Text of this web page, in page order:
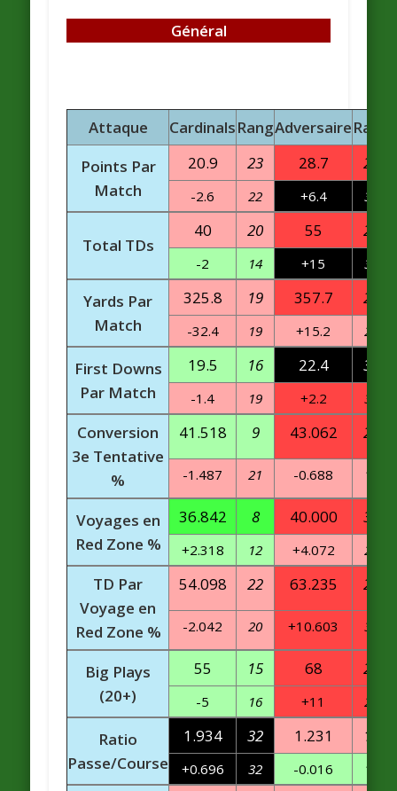
Général
Attaque CardinalsRangAdversaireRang
Points Par
Match
20.9 23 28.7 29
-2.6 22 +6.4 32
Total TDs
40 20 55 28
-2 14 +15 31
Yards Par
Match
325.8 19 357.7 27
-32.4 19 +15.2 22
First Downs
Par Match
19.5 16 22.4 32
-1.4 19 +2.2 31
Conversion
3e Tentative
%
41.518 9 43.062 27
-1.487 21 -0.688 17
Voyages en
Red Zone %
36.842 8 40.000 30
+2.318 12 +4.072 24
TD Par
Voyage en
Red Zone %
54.098 22 63.235 26
-2.042 20 +10.603 31
Big Plays
(20+)
55 15 68 25
-5 16 +11 25
Ratio
Passe/Course
1.934 32 1.231 18
+0.696 32 -0.016 16